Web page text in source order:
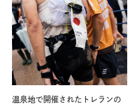
温泉地で開催されたトレランの